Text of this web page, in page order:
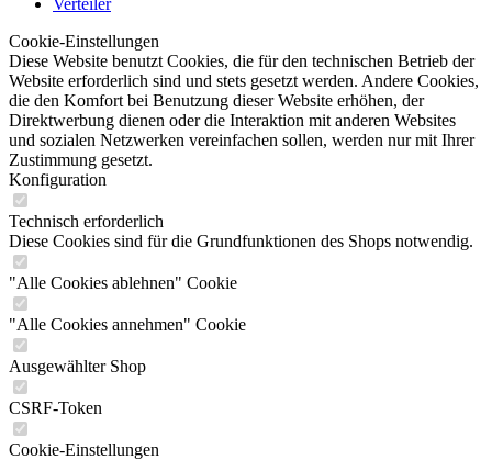
Verteiler
Cookie-Einstellungen
Diese Website benutzt Cookies, die für den technischen Betrieb der
Website erforderlich sind und stets gesetzt werden. Andere Cookies,
die den Komfort bei Benutzung dieser Website erhöhen, der
Direktwerbung dienen oder die Interaktion mit anderen Websites
und sozialen Netzwerken vereinfachen sollen, werden nur mit Ihrer
Zustimmung gesetzt.
Konfiguration
Technisch erforderlich
Diese Cookies sind für die Grundfunktionen des Shops notwendig.
"Alle Cookies ablehnen" Cookie
"Alle Cookies annehmen" Cookie
Ausgewählter Shop
CSRF-Token
Cookie-Einstellungen